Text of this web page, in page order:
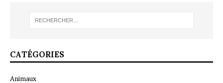
CATÉGORIES
Animaux